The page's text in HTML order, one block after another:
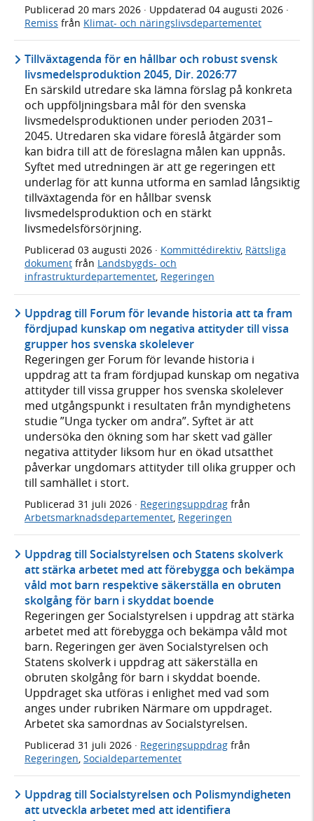
Publicerad 20 mars 2026 · Uppdaterad 04 augusti 2026 ·
Remiss från Klimat- och näringslivsdepartementet
Tillväxtagenda för en hållbar och robust svensk
livsmedelsproduktion 2045, Dir. 2026:77
En särskild utredare ska lämna förslag på konkreta
och uppföljningsbara mål för den svenska
livsmedelsproduktionen under perioden 2031–
2045. Utredaren ska vidare föreslå åtgärder som
kan bidra till att de föreslagna målen kan uppnås.
Syftet med utredningen är att ge regeringen ett
underlag för att kunna utforma en samlad långsiktig
tillväxtagenda för en hållbar svensk
livsmedelsproduktion och en stärkt
livsmedelsförsörjning.
Publicerad 03 augusti 2026 · Kommittédirektiv, Rättsliga
dokument från Landsbygds- och
infrastrukturdepartementet, Regeringen
Uppdrag till Forum för levande historia att ta fram
fördjupad kunskap om negativa attityder till vissa
grupper hos svenska skolelever
Regeringen ger Forum för levande historia i
uppdrag att ta fram fördjupad kunskap om negativa
attityder till vissa grupper hos svenska skolelever
med utgångspunkt i resultaten från myndighetens
studie ”Unga tycker om andra”. Syftet är att
undersöka den ökning som har skett vad gäller
negativa attityder liksom hur en ökad utsatthet
påverkar ungdomars attityder till olika grupper och
till samhället i stort.
Publicerad 31 juli 2026 · Regeringsuppdrag från
Arbetsmarknadsdepartementet, Regeringen
Uppdrag till Socialstyrelsen och Statens skolverk
att stärka arbetet med att förebygga och bekämpa
våld mot barn respektive säkerställa en obruten
skolgång för barn i skyddat boende
Regeringen ger Socialstyrelsen i uppdrag att stärka
arbetet med att förebygga och bekämpa våld mot
barn. Regeringen ger även Socialstyrelsen och
Statens skolverk i uppdrag att säkerställa en
obruten skolgång för barn i skyddat boende.
Uppdraget ska utföras i enlighet med vad som
anges under rubriken Närmare om uppdraget.
Arbetet ska samordnas av Socialstyrelsen.
Publicerad 31 juli 2026 · Regeringsuppdrag från
Regeringen Socialdepartementet
Uppdrag till Socialstyrelsen och Polismyndigheten
att utveckla arbetet med att identifiera